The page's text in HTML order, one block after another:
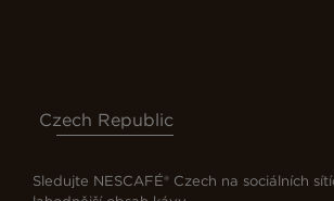
Czech Republic
Sledujte NESCAFÉ® Czech na sociálních